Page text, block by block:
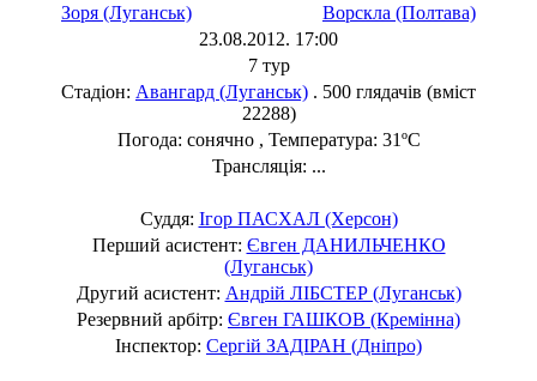
Зоря (Луганськ)
Ворскла (Полтава)
23.08.2012. 17:00
7 тур
Стадіон: Авангард (Луганськ) . 500 глядачів (вміст
22288)
Погода: сонячно , Температура: 31ºC
Трансляція: ...
Суддя: Ігор ПАСХАЛ (Херсон)
Перший асистент: Євген ДАНИЛЬЧЕНКО
(Луганськ)
Другий асистент: Андрій ЛІБСТЕР (Луганськ)
Резервний арбітр: Євген ГАШКОВ (Кремінна)
Інспектор: Сергій ЗАДІРАН (Дніпро)